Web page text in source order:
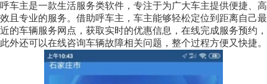
呼车主是一款生活服务类软件，专注于为广大车主提供便捷、高
效且专业的服务。借助呼车主，车主能够轻松定位到距离自己最
近的车辆服务网点，获取实时的优惠信息，在线完成服务预约，
此外还可以在线咨询车辆故障相关问题，整个过程方便又快捷。